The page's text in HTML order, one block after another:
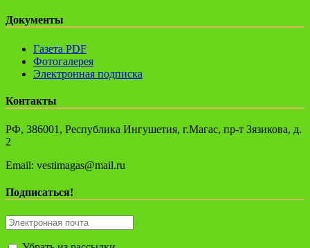
Документы
Газета PDF
Фотогалерея
Электронная подписка
Контакты
РФ, 386001, Республика Ингушетия, г.Магас, пр-т Зязикова, д.
2
Email: vestimagas@mail.ru
Подписаться!